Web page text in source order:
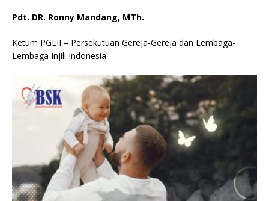
Pdt. DR. Ronny Mandang, MTh.
Ketum PGLII – Persekutuan Gereja-Gereja dan Lembaga-
Lembaga Injili Indonesia